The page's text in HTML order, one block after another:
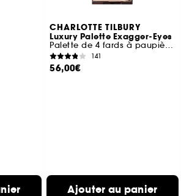
CHARLOTTE TILBURY
Luxury Palette Exagger-Eyes
Palette de 4 fards à paupières
141
56,00€
Ajouter au panier